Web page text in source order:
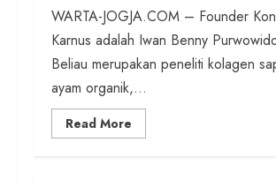
WARTA-JOGJA.COM – Founder
Karnus adalah Iwan Benny
Beliau merupakan peneliti kolagen
ayam organik,...
Read More
more